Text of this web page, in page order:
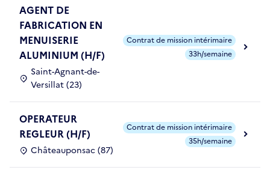
AGENT DE
FABRICATION EN
MENUISERIE
ALUMINIUM (H/F)
Saint-Agnant-de-
Versillat (23)
Contrat de mission intérimaire
33h/semaine
OPERATEUR
REGLEUR (H/F)
Châteauponsac (87)
Contrat de mission intérimaire
35h/semaine